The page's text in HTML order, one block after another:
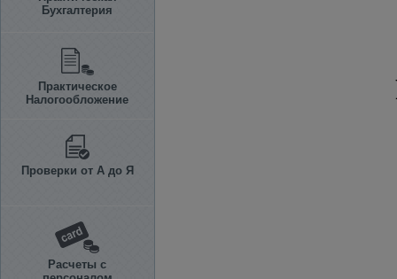
Бухгалтерия
Практическое
Налогообложение
Проверки от А до Я
Расчеты с